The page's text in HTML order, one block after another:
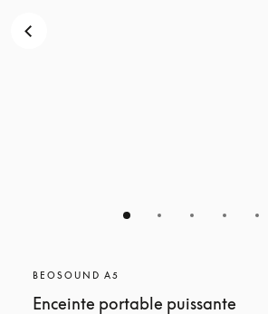
BEOSOUND A5
Enceinte portable puissante